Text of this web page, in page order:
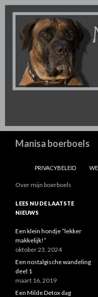
Manisa boerboels
PRIVACYBELEID
Over mijn boerboels
LEES NU DE LAATSTE
NIEUWS
Een klein hondje “lekker
makkelijk!”
oktober 23, 2024
Een nostalgische wandeling
deel 1
maart 16, 2019
Een Milde Detox dag